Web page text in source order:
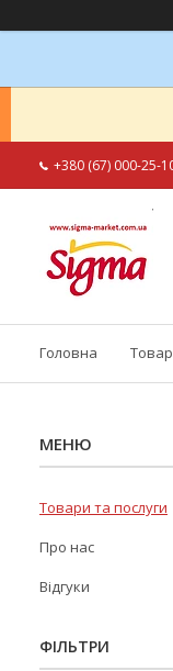
+380 (67) 000-25-
Головна
Товари та послуги
Про нас
Відгуки
ФІЛЬТРИ